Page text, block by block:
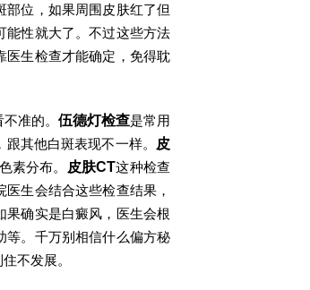
位，如果周围皮肤红了但
能性就大了。不过这些方法
医生检查才能确定，免得耽
准的。 伍德灯检查是常用
其他白斑表现不一样。
皮
素分布。 皮肤CT这种检查
生会结合这些检查结果，
果确实是白癜风，医生会根
等。千万别相信什么偏方秘
不发展。